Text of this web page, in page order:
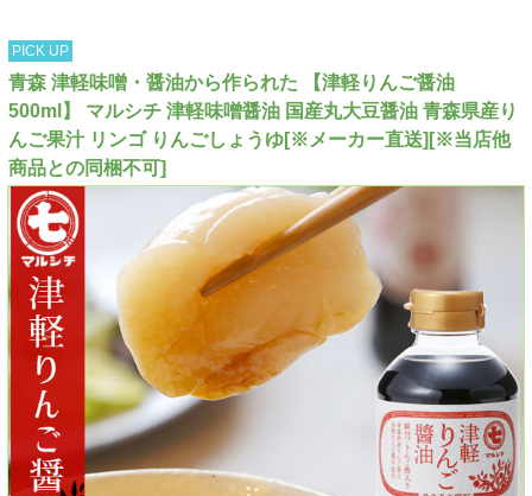
PICK UP
青森 津軽味噌・醤油から作られた 【津軽りんご醤油
500ml】 マルシチ 津軽味噌醤油 国産丸大豆醤油 青森県産り
んご果汁 リンゴ りんごしょうゆ[※メーカー直送][※当店他
商品との同梱不可]